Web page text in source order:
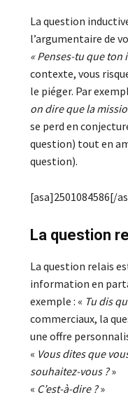
La question
l’argumentaire de
« Penses-tu que
contexte, vous
le piéger. Par
on dire que la
se perd en
question) tout en
question).
[asa]2501084586[/
La question
La question relais
information en
exemple : « Tu dis
commerciaux, la
une offre
« Vous dites que
souhaitez-vous ?»
« C’est-à-dire ?»